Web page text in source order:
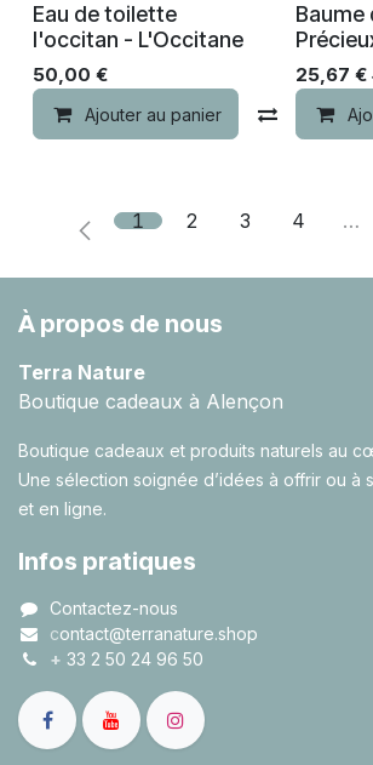
-30% de remise
Eau de toilette
l'occitan - L'Occitane
50,00 €
Ajouter au panier
-30%
Baume
25,67 €
1 2 3 4 …
À propos de nous
Terra Nature
Boutique cadeaux à Alençon
Boutique cadeaux et produits naturels au
Une sélection soignée d’idées à offrir ou à
et en ligne.
Infos pratiques
Contactez-nous
contact@terranature.shop
+ 33 2 50 24 96 50